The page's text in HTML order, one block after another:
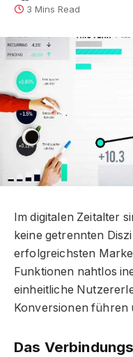
3 Mins Read
Im digitalen Zeitalter
keine getrennten
erfolgreichsten
Funktionen nahtlos
einheitliche
Konversionen führen
Das